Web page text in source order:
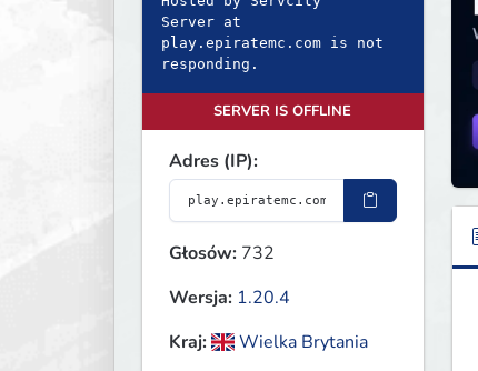
Server at
play.epiratemc.com is not
SERVER IS OFFLINE
Adres (IP):
Głosów: 732
Wersja: 1.20.4
Kraj:
Wielka Brytania